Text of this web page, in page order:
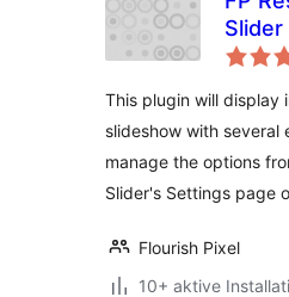
Slider
This plugin will display
slideshow with several
manage the options
Slider's Settings page
Flourish Pixel
10+ aktive